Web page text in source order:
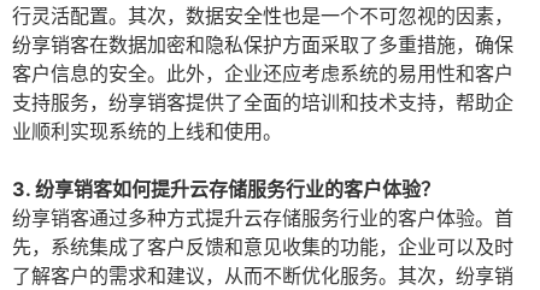
行灵活配置。其次，数据安全性也是一个不可忽视的因素，
纷享销客在数据加密和隐私保护方面采取了多重措施，确保
客户信息的安全。此外，企业还应考虑系统的易用性和客户
支持服务，纷享销客提供了全面的培训和技术支持，帮助企
业顺利实现系统的上线和使用。
3. 纷享销客如何提升云存储服务行业的客户体验？
纷享销客通过多种方式提升云存储服务行业的客户体验。首
先，系统集成了客户反馈和意见收集的功能，企业可以及时
了解客户的需求和建议，从而不断优化服务。其次，纷享销